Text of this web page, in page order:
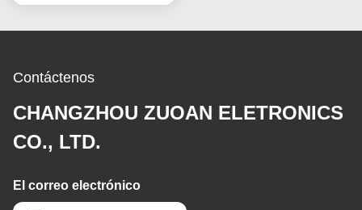
Contáctenos
CHANGZHOU ZUOAN ELETRONICS
CO., LTD.
El correo electrónico